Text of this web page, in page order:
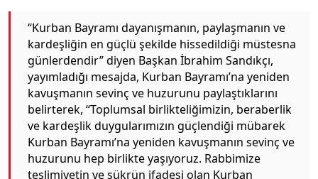
“Kurban Bayramı dayanışmanın, paylaşmanın ve
kardeşliğin en güçlü şekilde hissedildiği müstesna
günlerdendir” diyen Başkan İbrahim Sandıkçı,
yayımladığı mesajda, Kurban Bayramı’na yeniden
kavuşmanın sevinç ve huzurunu paylaştıklarını
belirterek, “Toplumsal birlikteliğimizin, beraberlik
ve kardeşlik duygularımızın güçlendiği mübarek
Kurban Bayramı’na yeniden kavuşmanın sevinç ve
huzurunu hep birlikte yaşıyoruz. Rabbimize
teslimiyetin ve şükrün ifadesi olan Kurban